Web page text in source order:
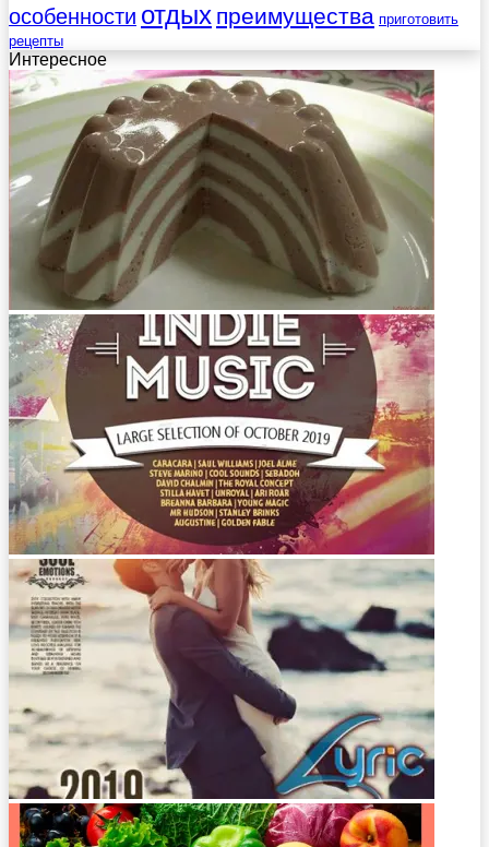
особенности отдых преимущества приготовить
рецепты
Интересное